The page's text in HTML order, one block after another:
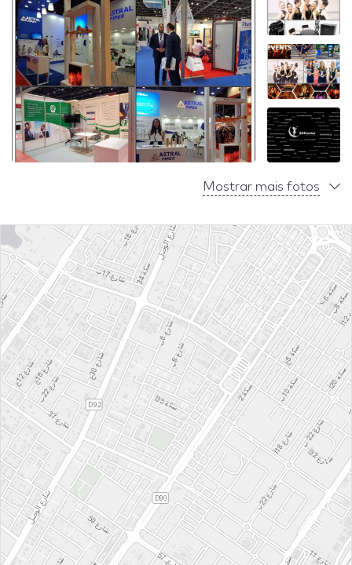
Mostrar mais fotos